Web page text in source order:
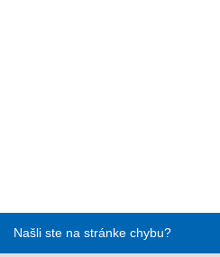
Našli ste na stránke chybu?